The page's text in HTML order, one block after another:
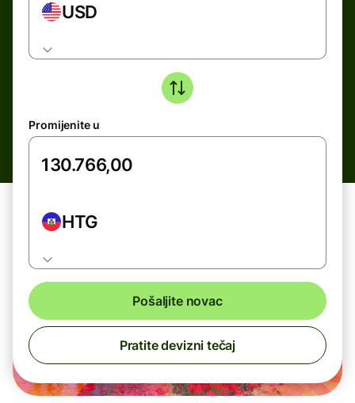
USD
Promijenite u
HTG
Pošaljite novac
Pratite devizni tečaj